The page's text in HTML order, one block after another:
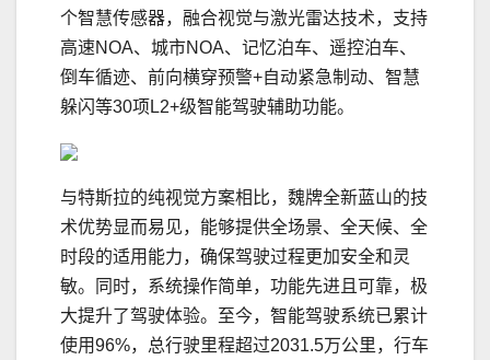
个智慧传感器，融合视觉与激光雷达技术，支持
高速NOA、城市NOA、记忆泊车、遥控泊车、
倒车循迹、前向横穿预警+自动紧急制动、智慧
躲闪等30项L2+级智能驾驶辅助功能。
与特斯拉的纯视觉方案相比，魏牌全新蓝山的技
术优势显而易见，能够提供全场景、全天候、全
时段的适用能力，确保驾驶过程更加安全和灵
敏。同时，系统操作简单，功能先进且可靠，极
大提升了驾驶体验。至今，智能驾驶系统已累计
使用96%，总行驶里程超过2031.5万公里，行车